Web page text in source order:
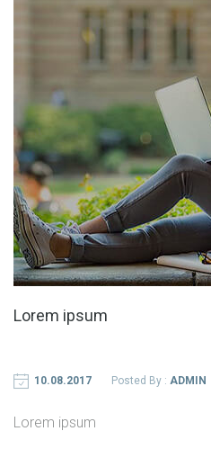
Lorem ipsum
10.08.2017 Posted By : ADMIN
Lorem ipsum